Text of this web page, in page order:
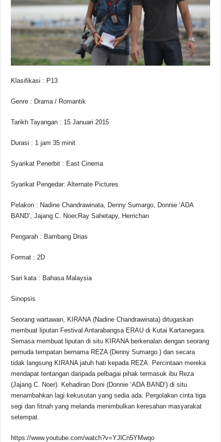
o
k
p
k
Klasifikasi : P13
Genre : Drama / Romantik
Tarikh Tayangan : 15 Januari 2015
Durasi : 1 jam 35 minit
Syarikat Penerbit : East Cinema
Syarikat Pengedar: Alternate Pictures
Pelakon : Nadine Chandrawinata, Denny Sumargo, Donnie ‘ADA
BAND’, Jajang C. Noer,Ray Sahetapy, Herrichan
Pengarah : Bambang Drias
Format : 2D
Sari kata : Bahasa Malaysia
Sinopsis
Seorang wartawan, KIRANA (Nadine Chandrawinata) ditugaskan
membuat liputan Festival Antarabangsa ERAU di Kutai Kartanegara.
Semasa membuat liputan di situ KIRANA berkenalan dengan seorang
pemuda tempatan bernama REZA (Denny Sumargo ) dan secara
tidak langsung KIRANA jatuh hati kepada REZA. Percintaan mereka
mendapat tentangan daripada pelbagai pihak termasuk ibu Reza
(Jajang C. Noer). Kehadiran Doni (Donnie ‘ADA BAND’) di situ
menambahkan lagi kekusutan yang sedia ada. Pergolakan cinta tiga
segi dan fitnah yang melanda menimbulkan keresahan masyarakat
setempat.
https://www.youtube.com/watch?v=YJlCn5YMwqo